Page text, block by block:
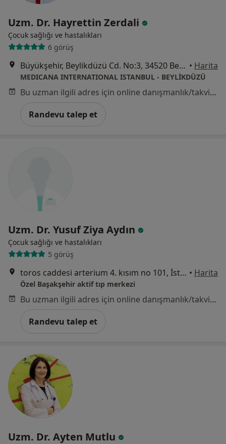
Uzm. Dr. Hayrettin Zerdali
Çocuk sağlığı ve hastalıkları
6 görüş
Büyükşehir, Beylikdüzü Cd. No:3, 34520 Beylikdüzü/İstanbul, İstanbul • Harita
MEDICANA INTERNATIONAL ISTANBUL - BEYLİKDÜZÜ
Bu uzman ilgili adres için online danışmanlık/takvim sunmuyor.
Randevu talep et
Uzm. Dr. Yusuf Ziya Aydın
Çocuk sağlığı ve hastalıkları
5 görüş
toros caddesi arterium 4. kısım no 101, İstanbul • Harita
Özel Başakşehir aktif tıp merkezi
Bu uzman ilgili adres için online danışmanlık/takvim sunmuyor.
Randevu talep et
Uzm. Dr. Ayten Mutlu